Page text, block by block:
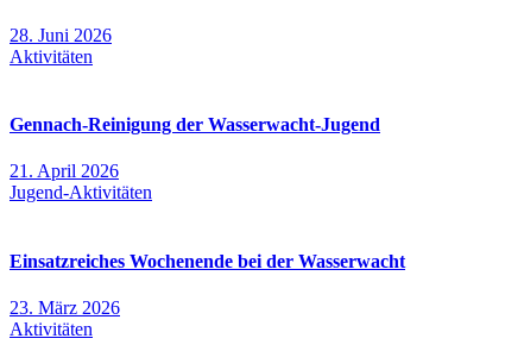
28. Juni 2026
Aktivitäten
Gennach-Reinigung der Wasserwacht-Jugend
21. April 2026
Jugend-Aktivitäten
Einsatzreiches Wochenende bei der Wasserwacht
23. März 2026
Aktivitäten